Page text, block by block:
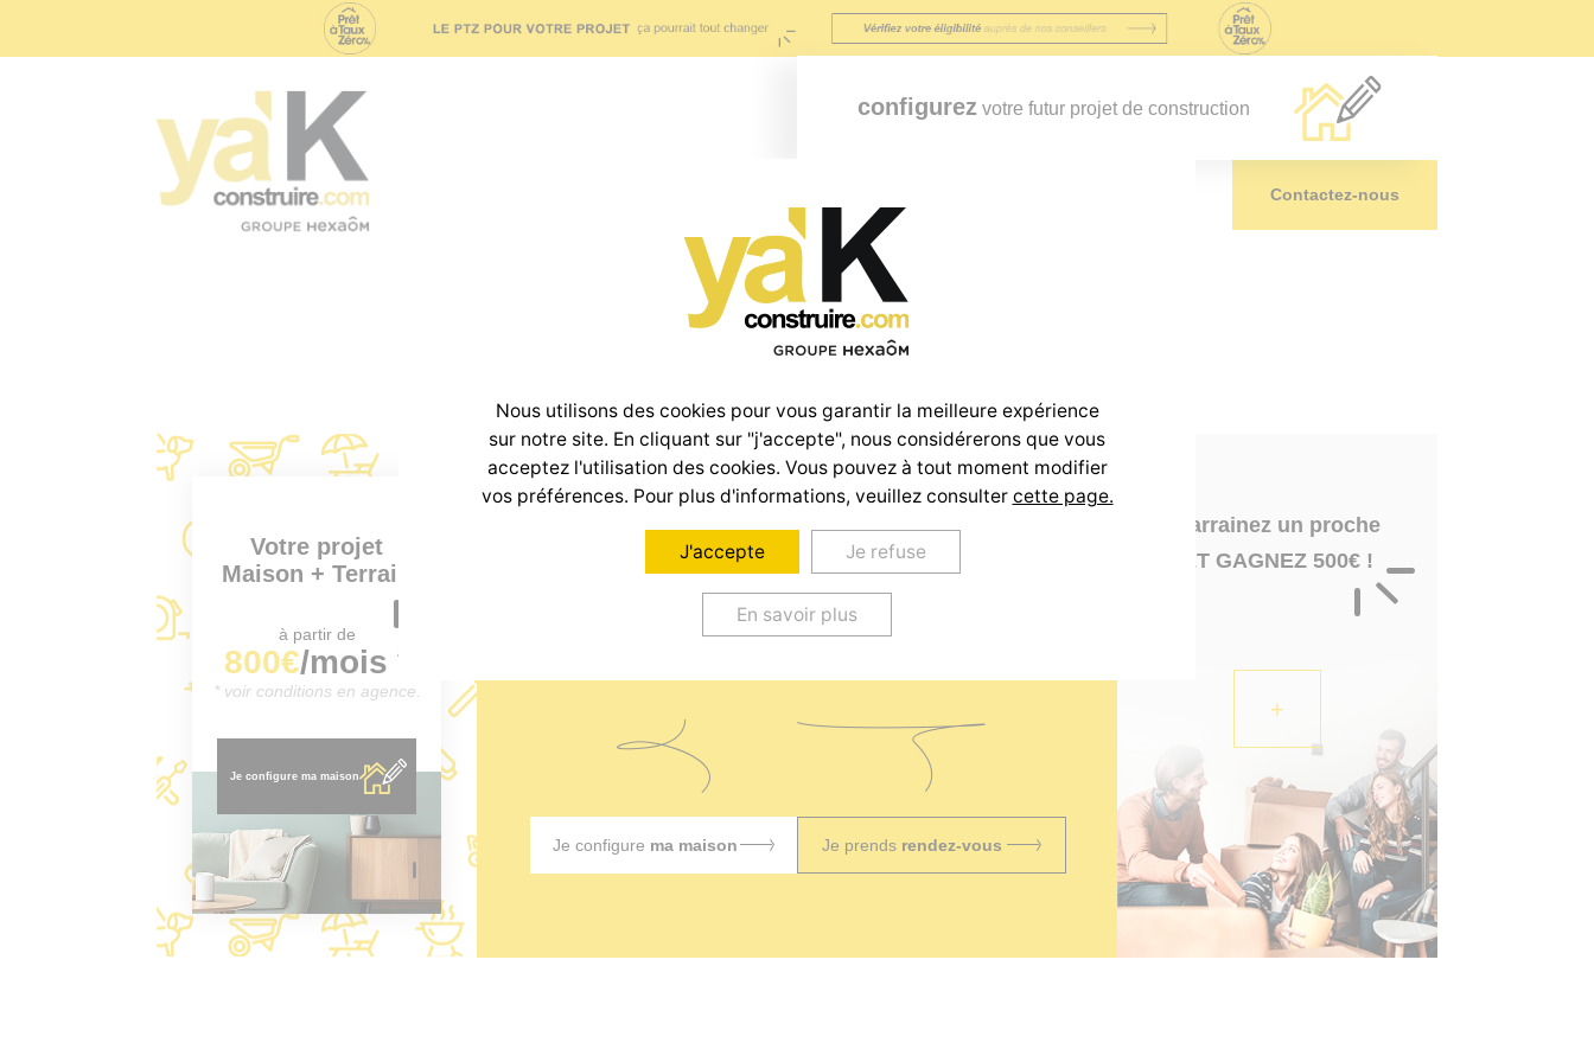
Contactez-nous
configurezvotre futur projet de construction
Votre projet
Maison + Terrain
à partir de
800€/mois *
* voir conditions en agence.
Je configure ma maison
Configurez votre projet
Je configure ma maison Je prends rendez-vous
Parrainez un proche
ET GAGNEZ 500€ !
+
Nous utilisons des cookies pour vous garantir la meilleure expérience
sur notre site. En cliquant sur "j'accepte", nous considérerons que vous
acceptez l'utilisation des cookies. Vous pouvez à tout moment modifier
vos préférences. Pour plus d'informations, veuillez consulter cette page.
J'accepte Je refuse
En savoir plus